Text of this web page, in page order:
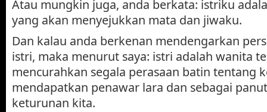
Atau mungkin juga, anda berkata: istriku
yang akan menyejukkan mata dan jiwaku.
Dan kalau anda berkenan mendengarkan
istri, maka menurut saya: istri adalah wanita
mencurahkan segala perasaan batin tentang
mendapatkan penawar lara dan sebagai
keturunan kita.